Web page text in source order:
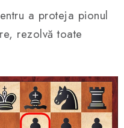
a proteja pionul
rezolvă toate